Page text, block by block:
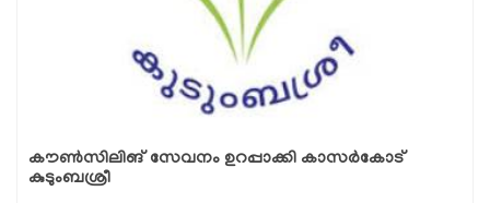
കൗൺസിലിങ് സേവനം ഉറപ്പാക്കി കാസർകോട്
കുടുംബശ്രീ